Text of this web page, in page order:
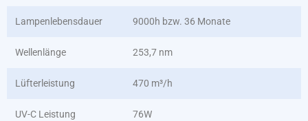
Lampenlebensdauer 9000h bzw. 36 Monate
Wellenlänge 253,7 nm
Lüfterleistung 470 m³/h
UV-C Leistung 76W